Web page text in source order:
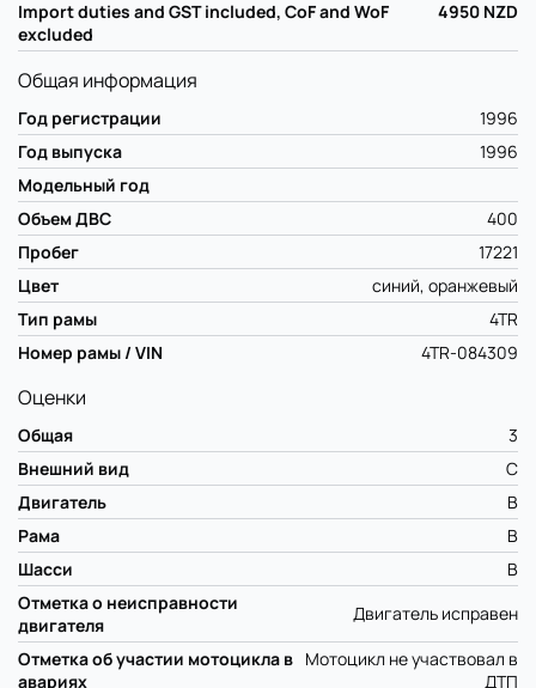
Import duties and GST included, CoF and WoF
excluded
4950 NZD
Общая информация
Год регистрации
1996
Год выпуска
1996
Модельный год
Объем ДВС
400
Пробег
17221
Цвет
синий, оранжевый
Тип рамы
4TR
Номер рамы / VIN
4TR-084309
Оценки
Общая
3
Внешний вид
C
Двигатель
B
Рама
B
Шасси
B
Отметка о неисправности
двигателя
Двигатель исправен
Отметка об участии мотоцикла в
авариях
Мотоцикл не участвовал в
ДТП